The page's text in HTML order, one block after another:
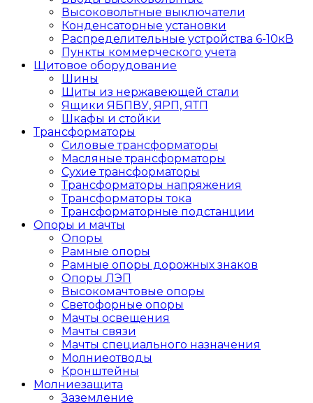
Высоковольтные выключатели
Конденсаторные установки
Распределительные устройства 6-10кВ
Пункты коммерческого учета
Щитовое оборудование
Шины
Щиты из нержавеющей стали
Ящики ЯБПВУ, ЯРП, ЯТП
Шкафы и стойки
Трансформаторы
Силовые трансформаторы
Масляные трансформаторы
Сухие трансформаторы
Трансформаторы напряжения
Трансформаторы тока
Трансформаторные подстанции
Опоры и мачты
Опоры
Рамные опоры
Рамные опоры дорожных знаков
Опоры ЛЭП
Высокомачтовые опоры
Светофорные опоры
Мачты освещения
Мачты связи
Мачты специального назначения
Молниеотводы
Кронштейны
Молниезащита
Заземление